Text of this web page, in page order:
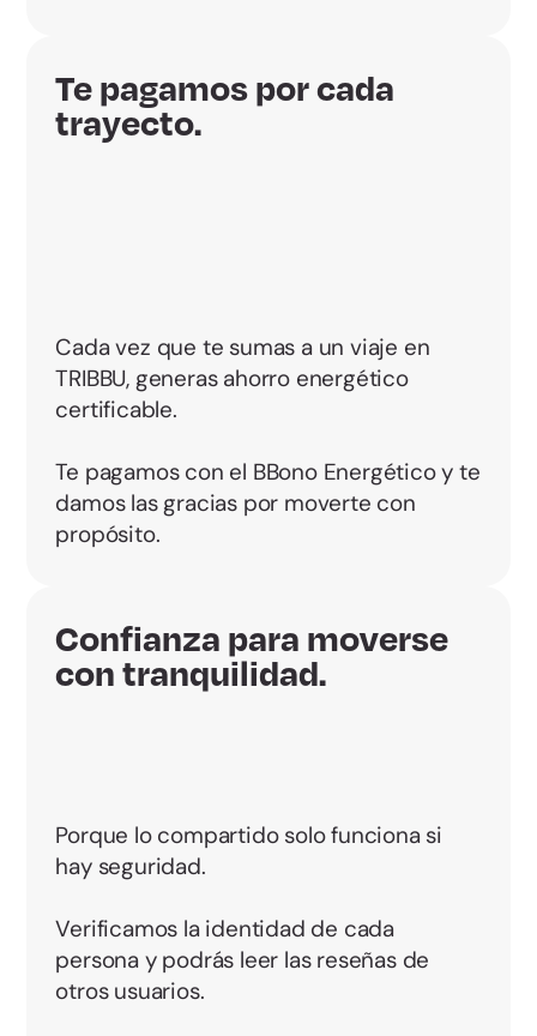
Te pagamos por cada
trayecto.
Cada vez que te sumas a un viaje en
TRIBBU, generas ahorro energético
certificable.
Te pagamos con el BBono Energético y te
damos las gracias por moverte con
propósito.
Confianza para moverse
con tranquilidad.
Porque lo compartido solo funciona si
hay seguridad.
Verificamos la identidad de cada
persona y podrás leer las reseñas de
otros usuarios.